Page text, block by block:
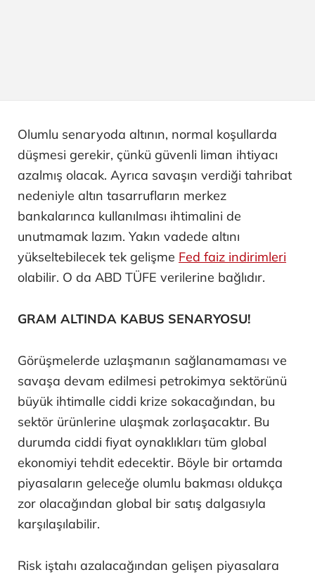
Olumlu senaryoda altının, normal koşullarda
düşmesi gerekir, çünkü güvenli liman ihtiyacı
azalmış olacak. Ayrıca savaşın verdiği tahribat
nedeniyle altın tasarrufların merkez
bankalarınca kullanılması ihtimalini de
unutmamak lazım. Yakın vadede altını
yükseltebilecek tek gelişme Fed faiz indirimleri
olabilir. O da ABD TÜFE verilerine bağlıdır.
GRAM ALTINDA KABUS SENARYOSU!
Görüşmelerde uzlaşmanın sağlanamaması ve
savaşa devam edilmesi petrokimya sektörünü
büyük ihtimalle ciddi krize sokacağından, bu
sektör ürünlerine ulaşmak zorlaşacaktır. Bu
durumda ciddi fiyat oynaklıkları tüm global
ekonomiyi tehdit edecektir. Böyle bir ortamda
piyasaların geleceğe olumlu bakması oldukça
zor olacağından global bir satış dalgasıyla
karşılaşılabilir.
Risk iştahı azalacağından gelişen piyasalara